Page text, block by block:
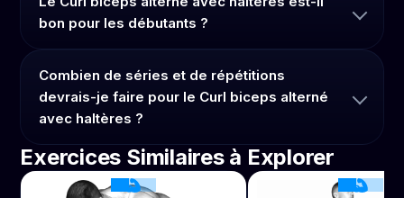
bon pour les débutants ?
Combien de séries et de répétitions
devrais-je faire pour le Curl biceps alterné
avec haltères ?
Exercices Similaires à Explorer